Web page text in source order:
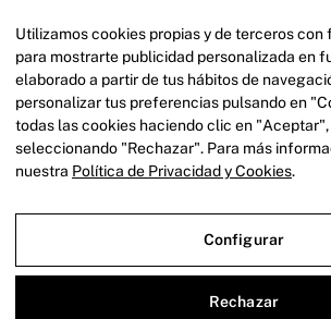
Zonas
Contacto
Utilizamos cookies propias y de terceros con
para mostrarte publicidad personalizada en
elaborado a partir de tus hábitos de
personalizar tus preferencias pulsando en
todas las cookies haciendo clic en
seleccionando "Rechazar". Para más
nuestra Política de Privacidad y Cookies.
Configurar
Rechazar
Aviso Legal